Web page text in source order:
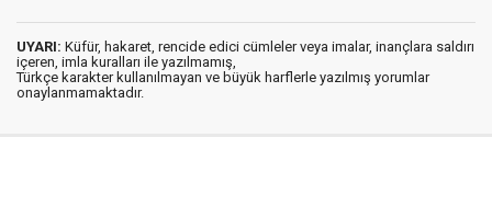
UYARI: Küfür, hakaret, rencide edici cümleler veya imalar, inançlara saldırı
içeren, imla kuralları ile yazılmamış,
Türkçe karakter kullanılmayan ve büyük harflerle yazılmış yorumlar
onaylanmamaktadır.